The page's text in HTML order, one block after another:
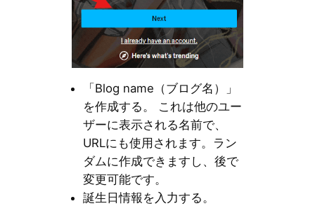
「Blog name（ブログ名）」
を作成する。 これは他のユー
ザーに表示される名前で、
URLにも使用されます。ラン
ダムに作成できますし、後で
変更可能です。
誕生日情報を入力する。